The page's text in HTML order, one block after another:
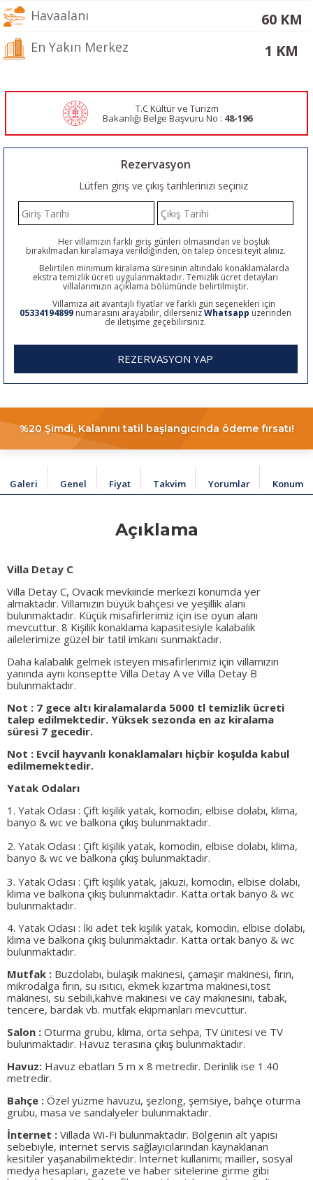
Havaalanı 60 KM
En Yakın Merkez 1 KM
T.C Kültür ve Turizm
Bakanlığı Belge Başvuru No : 48-196
Rezervasyon
Lütfen giriş ve çıkış tarihlerinizi seçiniz
Her villamızın farklı giriş günleri olmasından ve boşluk
bırakılmadan kiralamaya verildiğinden, ön talep öncesi teyit alınız.
Belirtilen minimum kiralama süresinin altındaki konaklamalarda
ekstra temizlik ücreti uygulanmaktadır. Temizlik ücret detayları
villalarımızın açıklama bölümünde belirtilmiştir.
Villamıza ait avantajlı fiyatlar ve farklı gün seçenekleri için
05334194899 numarasını arayabilir, dilersenizWhatsapp üzerinden
de iletişime geçebilirsiniz.
REZERVASYON YAP
%20 Şimdi, Kalanını tatil başlangıcında ödeme fırsatı!
Galeri Genel Fiyat Takvim Yorumlar Konum
Açıklama
Villa Detay C
Villa Detay C, Ovacık mevkiinde merkezi konumda yer
almaktadır. Villamızın büyük bahçesi ve yeşillik alanı
bulunmaktadır. Küçük misafirlerimiz için ise oyun alanı
mevcuttur. 8 Kişilik konaklama kapasitesiyle kalabalık
ailelerimize güzel bir tatil imkanı sunmaktadır.
Daha kalabalık gelmek isteyen misafirlerimiz için villamızın
yanında aynı konseptte Villa Detay A ve Villa Detay B
bulunmaktadır.
Not : 7 gece altı kiralamalarda 5000 tl temizlik ücreti
talep edilmektedir. Yüksek sezonda en az kiralama
süresi 7 gecedir.
Not : Evcil hayvanlı konaklamaları hiçbir koşulda kabul
edilmemektedir.
Yatak Odaları
1. Yatak Odası : Çift kişilik yatak, komodin, elbise dolabı, klima,
banyo & wc ve balkona çıkış bulunmaktadır.
2. Yatak Odası : Çift kişilik yatak, komodin, elbise dolabı, klima,
banyo & wc ve balkona çıkış bulunmaktadır.
3. Yatak Odası : Çift kişilik yatak, jakuzi, komodin, elbise dolabı,
klima ve balkona çıkış bulunmaktadır. Katta ortak banyo & wc
bulunmaktadır.
4. Yatak Odası : İki adet tek kişilik yatak, komodin, elbise dolabı,
klima ve balkona çıkış bulunmaktadır. Katta ortak banyo & wc
bulunmaktadır.
Mutfak : Buzdolabı, bulaşık makinesi, çamaşır makinesi, fırın,
mikrodalga fırın, su ısıtıcı, ekmek kızartma makinesi,tost
makinesi, su sebili,kahve makinesi ve cay makinesini, tabak,
tencere, bardak vb. mutfak ekipmanları mevcuttur.
Salon : Oturma grubu, klima, orta sehpa, TV ünitesi ve TV
bulunmaktadır. Havuz terasına çıkış bulunmaktadır.
Havuz: Havuz ebatları 5 m x 8 metredir. Derinlik ise 1.40
metredir.
Bahçe : Özel yüzme havuzu, şezlong, şemsiye, bahçe oturma
grubu, masa ve sandalyeler bulunmaktadır.
İnternet : Villada Wi-Fi bulunmaktadır. Bölgenin alt yapısı
sebebiyle, internet servis sağlayıcılarından kaynaklanan
kesitiler yaşanabilmektedir. İnternet kullanımı; mailler, sosyal
medya hesapları, gazete ve haber sitelerine girme gibi